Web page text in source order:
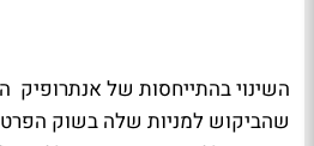
השינוי בהתייחסות של אנתרופיק
שהביקוש למניות שלה בשוק